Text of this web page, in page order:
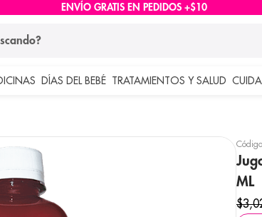
ENVÍO GRATIS EN PEDIDOS +$10
DÍAS DEL BEBÉ TRATAMIENTOS Y SALUD
ML
$3,
buscados